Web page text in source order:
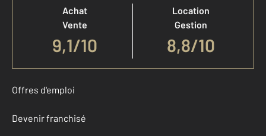
Achat
Vente
9,1/10
Location
Gestion
8,8/10
Offres d'emploi
Devenir franchisé